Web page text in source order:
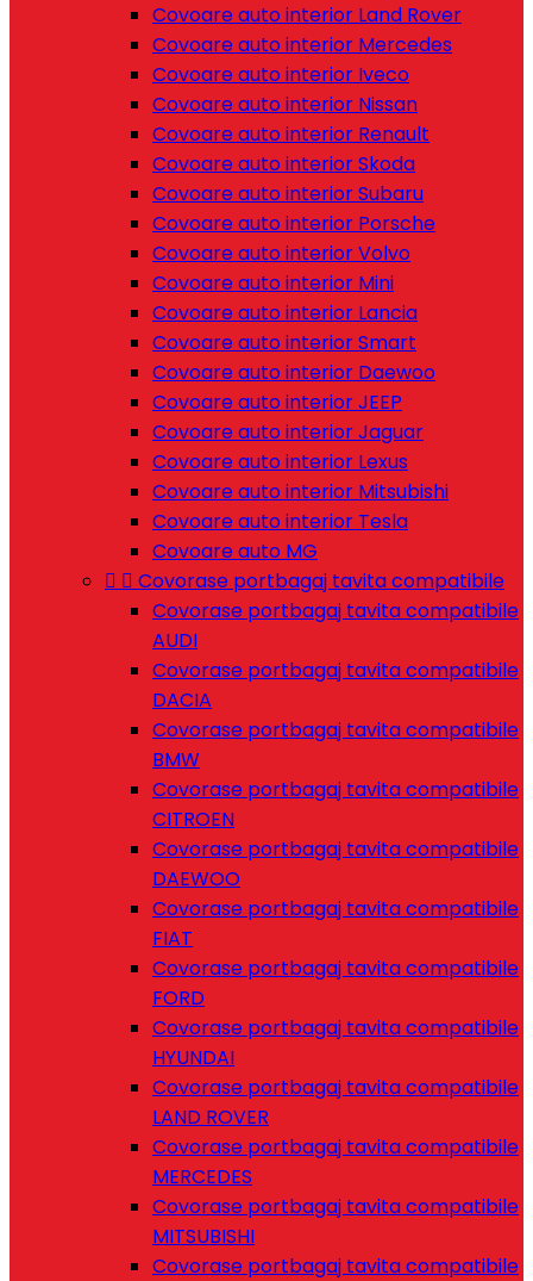
Covoare auto interior Land Rover
Covoare auto interior Mercedes
Covoare auto interior Iveco
Covoare auto interior Nissan
Covoare auto interior Renault
Covoare auto interior Skoda
Covoare auto interior Subaru
Covoare auto interior Porsche
Covoare auto interior Volvo
Covoare auto interior Mini
Covoare auto interior Lancia
Covoare auto interior Smart
Covoare auto interior Daewoo
Covoare auto interior JEEP
Covoare auto interior Jaguar
Covoare auto interior Lexus
Covoare auto interior Mitsubishi
Covoare auto interior Tesla
Covoare auto MG
  Covorase portbagaj tavita compatibile
Covorase portbagaj tavita compatibile
AUDI
Covorase portbagaj tavita compatibile
DACIA
Covorase portbagaj tavita compatibile
BMW
Covorase portbagaj tavita compatibile
CITROEN
Covorase portbagaj tavita compatibile
DAEWOO
Covorase portbagaj tavita compatibile
FIAT
Covorase portbagaj tavita compatibile
FORD
Covorase portbagaj tavita compatibile
HYUNDAI
Covorase portbagaj tavita compatibile
LAND ROVER
Covorase portbagaj tavita compatibile
MERCEDES
Covorase portbagaj tavita compatibile
MITSUBISHI
Covorase portbagaj tavita compatibile